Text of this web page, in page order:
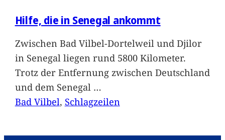
Hilfe, die in Senegal ankommt
Zwischen Bad Vilbel-Dortelweil und Djilor
in Senegal liegen rund 5800 Kilometer.
Trotz der Entfernung zwischen Deutschland
und dem Senegal …
Bad Vilbel, Schlagzeilen